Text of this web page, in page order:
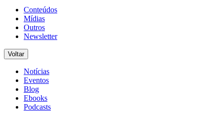
Conteúdos
Mídias
Outros
Newsletter
Voltar
Notícias
Eventos
Blog
Ebooks
Podcasts